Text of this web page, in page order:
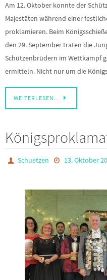
Am 12. Oktober konnte der
Majestäten während einer
proklamieren. Beim
den 29. September traten die
Schützenbrüdern im Wettkampf
ermitteln. Nicht nur um die
WEITERLESEN…
Schuetzen 13. Oktober